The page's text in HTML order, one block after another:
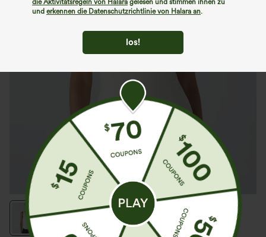
die Aktivitätsregeln von Halara gelesen und stimmen ihnen zu
und erkennen die Datenschutzrichtlinie von Halara an.
los!